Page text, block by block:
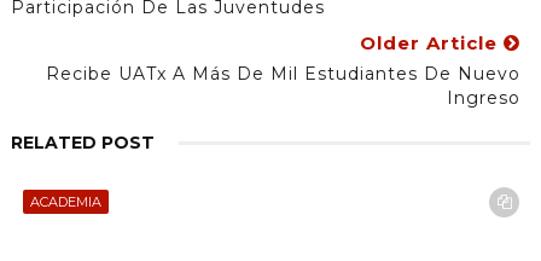
Participación De Las Juventudes
Older Article
Recibe UATx A Más De Mil Estudiantes De Nuevo
Ingreso
RELATED POST
ACADEMIA